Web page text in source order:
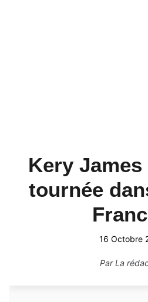
Kery
tournée
16 Octobre
ParLa